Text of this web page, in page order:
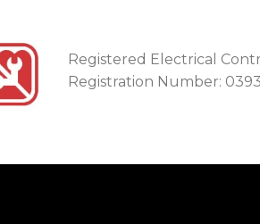
Registered Electrical
Registration Number: